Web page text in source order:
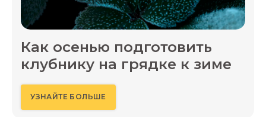
Как осенью подготовить
клубнику на грядке к зиме
УЗНАЙТЕ БОЛЬШЕ